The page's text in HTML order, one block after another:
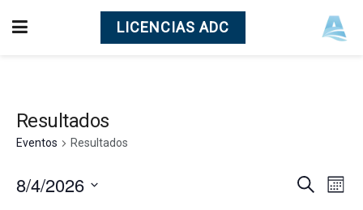
LICENCIAS ADC
Resultados
Eventos Resultados
Buscar
Mes
8/4/2026